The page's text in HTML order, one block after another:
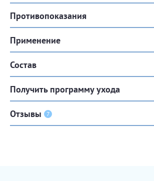
Противопоказания
Применение
Состав
Получить программу ухода
Отзывы 7